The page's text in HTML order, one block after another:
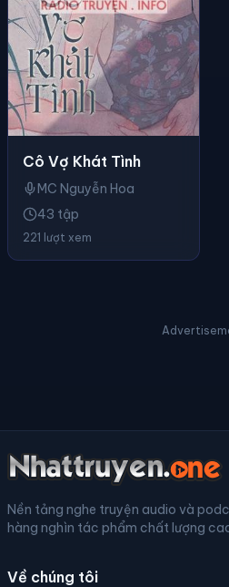
Cô Vợ Khát Tình
MC Nguyễn Hoa
43 tập
221 lượt xem
Nền tảng nghe truyện audio và
hàng nghìn tác phẩm chất lượng
Về chúng tôi